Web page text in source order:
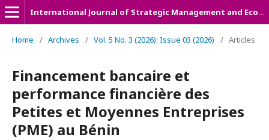
International Journal of Strategic Management and Economic Studies (IJSMES)
Home / Archives / Vol. 5 No. 3 (2026): Issue 03 (2026) / Articles
Financement bancaire et
performance financière des
Petites et Moyennes Entreprises
(PME) au Bénin